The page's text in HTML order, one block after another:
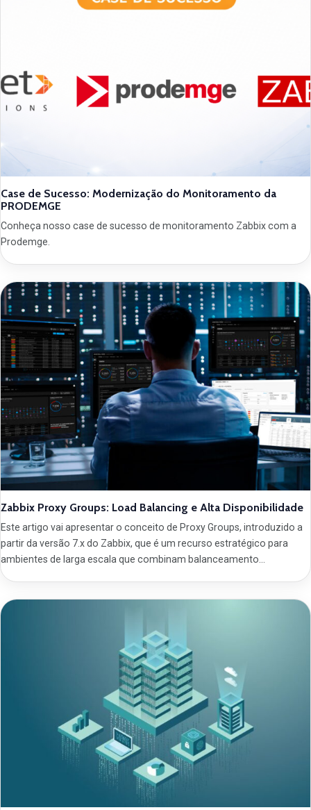
Case de Sucesso: Modernização do Monitoramento da
PRODEMGE
Conheça nosso case de sucesso de monitoramento Zabbix com a
Prodemge.
Zabbix Proxy Groups: Load Balancing e Alta Disponibilidade
Este artigo vai apresentar o conceito de Proxy Groups, introduzido a
partir da versão 7.x do Zabbix, que é um recurso estratégico para
ambientes de larga escala que combinam balanceamento…